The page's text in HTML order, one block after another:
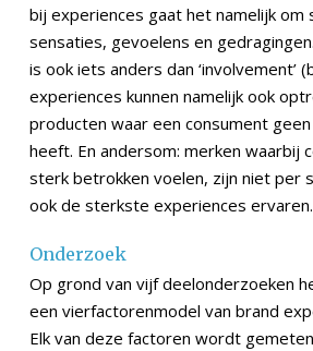
bij experiences gaat het namelijk om
sensaties, gevoelens en
is ook iets anders dan ‘involvement’
experiences kunnen namelijk ook
producten waar een consument
heeft. En andersom: merken waarbij
sterk betrokken voelen, zijn niet per
ook de sterkste experiences ervaren.
Onderzoek
Op grond van vijf deelonderzoeken
een vierfactorenmodel van brand
Elk van deze factoren wordt